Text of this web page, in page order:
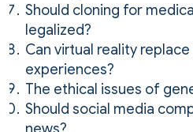
Should cloning for
legalized?
Can virtual reality
experiences?
The ethical issues of
Should social media